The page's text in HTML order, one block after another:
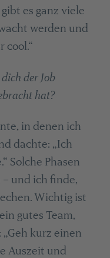
es ganz viele
werden und
cool.“
der Job
hat?
in denen ich
dachte: „Ich
Solche Phasen
und ich finde,
Wichtig ist
gutes Team,
kurz einen
Auszeit und